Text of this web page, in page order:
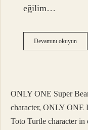
eğilim…
Devamını okuyun
Il
ONLY ONE Super
character, ONLY ONE
Toto Turtle character